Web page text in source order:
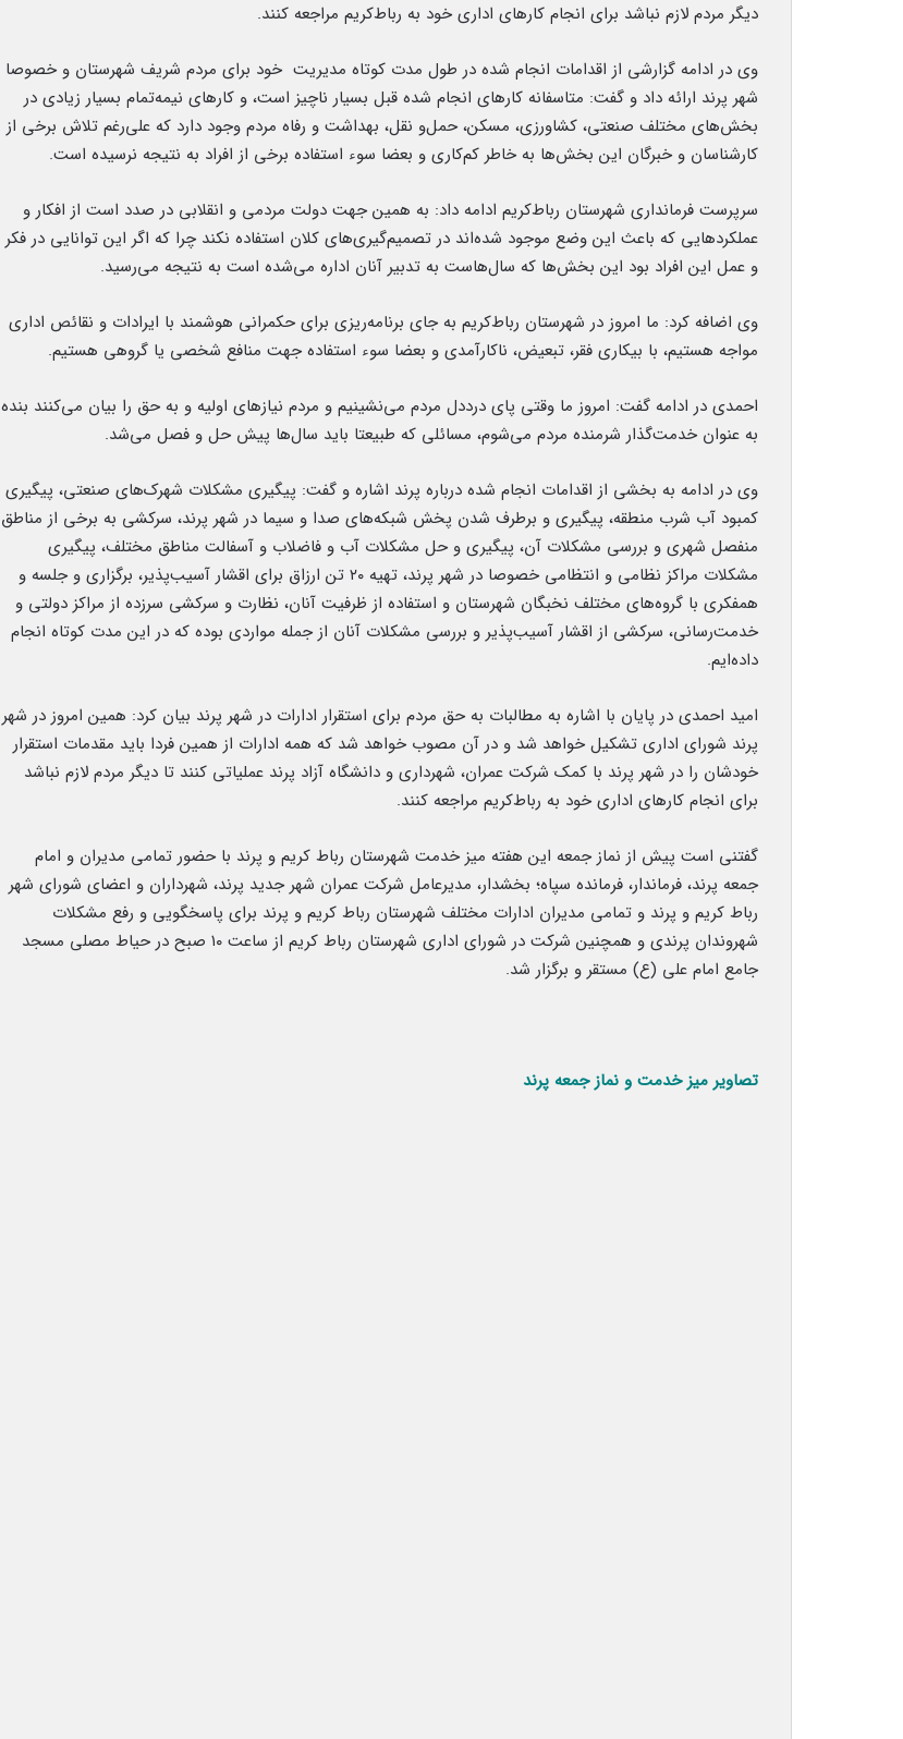
دیگر مردم لازم نباشد برای انجام کارهای اداری خود به رباط‌کریم مراجعه کنند.
وی در ادامه گزارشی از اقدامات انجام شده در طول مدت کوتاه مدیریت خود برای مردم شریف شهرستان و خصوصا
شهر پرند ارائه داد و گفت: متاسفانه کارهای انجام شده قبل بسیار ناچیز است، و کارهای نیمه‌تمام بسیار زیادی در
بخش‌های مختلف صنعتی، کشاورزی، مسکن، حمل‌و نقل، بهداشت و رفاه مردم وجود دارد که علی‌رغم تلاش برخی از
کارشناسان و خبرگان این بخش‌ها به خاطر کم‌کاری و بعضا سوء استفاده برخی از افراد به نتیجه نرسیده است.
سرپرست فرمانداری شهرستان رباط‌کریم ادامه داد: به همین جهت دولت مردمی و انقلابی در صدد است از افکار و
عملکردهایی که باعث این وضع موجود شده‌اند در تصمیم‌گیری‌های کلان استفاده نکند چرا که اگر این توانایی در فکر
و عمل این افراد بود این بخش‌ها که سال‌هاست به تدبیر آنان اداره می‌شده است به نتیجه می‌رسید.
وی اضافه کرد: ما امروز در شهرستان رباط‌کریم به جای برنامه‌ریزی برای حکمرانی هوشمند با ایرادات و نقائص اداری
مواجه هستیم، با بیکاری فقر، تبعیض، ناکارآمدی و بعضا سوء استفاده جهت منافع شخصی یا گروهی هستیم.
احمدی در ادامه گفت: امروز ما وقتی پای درددل مردم می‌نشینیم و مردم نیازهای اولیه و به حق را بیان می‌کنند بنده
به عنوان خدمت‌گذار شرمنده مردم می‌شوم، مسائلی که طبیعتا باید سال‌ها پیش حل و فصل می‌شد.
وی در ادامه به بخشی از اقدامات انجام شده درباره پرند اشاره و گفت: پیگیری مشکلات شهرک‌های صنعتی، پیگیری
کمبود آب شرب منطقه، پیگیری و برطرف شدن پخش شبکه‌های صدا و سیما در شهر پرند، سرکشی به برخی از مناطق
منفصل شهری و بررسی مشکلات آن، پیگیری و حل مشکلات آب و فاضلاب و آسفالت مناطق مختلف، پیگیری
مشکلات مراکز نظامی و انتظامی خصوصا در شهر پرند، تهیه ۲۰ تن ارزاق برای اقشار آسیب‌پذیر، برگزاری و جلسه و
همفکری با گروه‌های مختلف نخبگان شهرستان و استفاده از ظرفیت آنان، نظارت و سرکشی سرزده از مراکز دولتی و
خدمت‌رسانی، سرکشی از اقشار آسیب‌پذیر و بررسی مشکلات آنان از جمله مواردی بوده که در این مدت کوتاه انجام
داده‌ایم.
امید احمدی در پایان با اشاره به مطالبات به حق مردم برای استقرار ادارات در شهر پرند بیان کرد: همین امروز در شهر
پرند شورای اداری تشکیل خواهد شد و در آن مصوب خواهد شد که همه ادارات از همین فردا باید مقدمات استقرار
خودشان را در شهر پرند با کمک شرکت عمران، شهرداری و دانشگاه آزاد پرند عملیاتی کنند تا دیگر مردم لازم نباشد
برای انجام کارهای اداری خود به رباط‌کریم مراجعه کنند.
گفتنی است پیش از نماز جمعه این هفته میز خدمت شهرستان رباط کریم و پرند با حضور تمامی مدیران و امام
جمعه پرند، فرماندار، فرمانده سپاه؛ بخشدار، مدیرعامل شرکت عمران شهر جدید پرند، شهرداران و اعضای شورای شهر
رباط کریم و پرند و تمامی مدیران ادارات مختلف شهرستان رباط کریم و پرند برای پاسخگویی و رفع مشکلات
شهروندان پرندی و همچنین شرکت در شورای اداری شهرستان رباط کریم از ساعت ۱۰ صبح در حیاط مصلی مسجد
جامع امام علی (ع) مستقر و برگزار شد.
تصاویر میز خدمت و نماز جمعه پرند